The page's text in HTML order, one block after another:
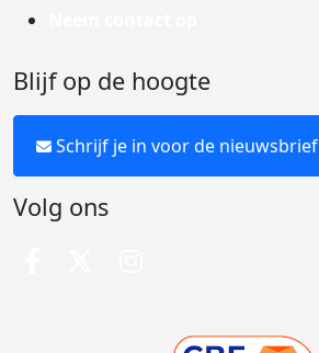
Blijf op de hoogte
Schrijf je in voor de nieuwsbrief
Volg ons